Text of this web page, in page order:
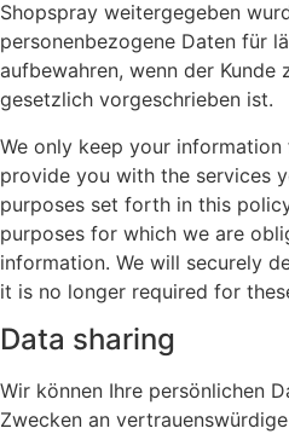
Shopspray weitergegeben
personenbezogene Daten für
aufbewahren, wenn der
gesetzlich vorgeschrieben ist.
We only keep your
provide you with the services
purposes set forth in this
purposes for which we are
information. We will securely
it is no longer required for
Data sharing
Wir können Ihre persönlichen
Zwecken an